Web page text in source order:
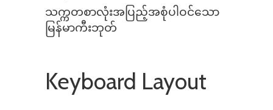
သက္ကတစာလုံးအပြည့်အစုံပါဝင်သော
မြန်မာကီးဘုတ်
Keyboard Layout